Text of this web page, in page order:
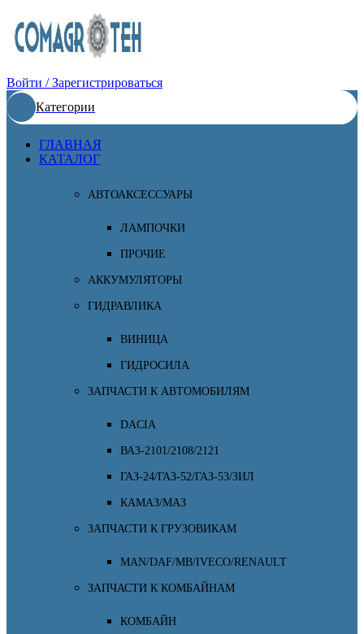
Войти / Зарегистрироваться
Категории
ГЛАВНАЯ
КАТАЛОГ
АВТОАКСЕССУАРЫ
ЛАМПОЧКИ
ПРОЧИЕ
АККУМУЛЯТОРЫ
ГИДРАВЛИКА
ВИНИЦА
ГИДРОСИЛА
ЗАПЧАСТИ К АВТОМОБИЛЯМ
DACIA
ВАЗ-2101/2108/2121
ГАЗ-24/ГАЗ-52/ГАЗ-53/ЗИЛ
КАМАЗ/МАЗ
ЗАПЧАСТИ К ГРУЗОВИКАМ
MAN/DAF/MB/IVECO/RENAULT
ЗАПЧАСТИ К КОМБАЙНАМ
КОМБАЙН